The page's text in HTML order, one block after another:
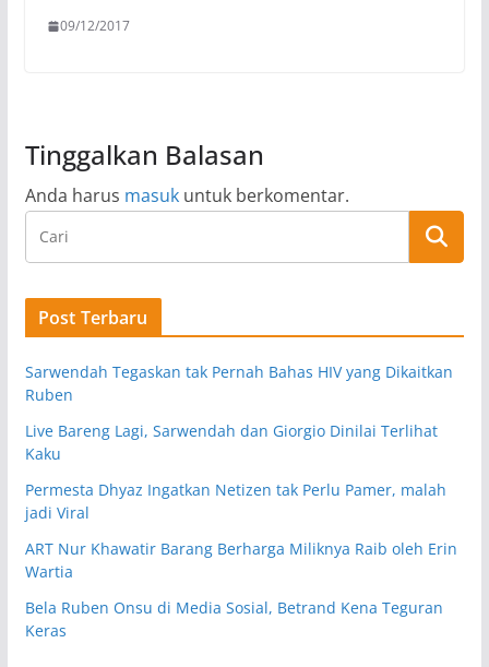
09/12/2017
Tinggalkan Balasan
Anda harus masukuntuk berkomentar.
Post Terbaru
Sarwendah Tegaskan tak Pernah Bahas HIV yang Dikaitkan
Ruben
Live Bareng Lagi, Sarwendah dan Giorgio Dinilai Terlihat
Kaku
Permesta Dhyaz Ingatkan Netizen tak Perlu Pamer, malah
jadi Viral
ART Nur Khawatir Barang Berharga Miliknya Raib oleh Erin
Wartia
Bela Ruben Onsu di Media Sosial, Betrand Kena Teguran
Keras